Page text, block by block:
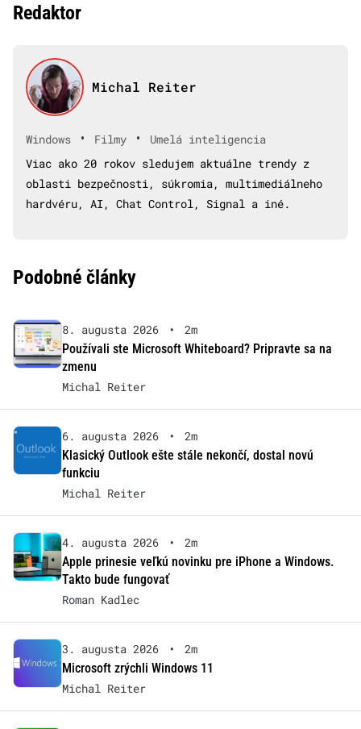
Redaktor
Michal Reiter
Windows • Filmy •
Umelá inteligencia
Viac ako 20 rokov sledujem aktuálne trendy z
oblasti bezpečnosti, súkromia, multimediálneho
hardvéru, AI, Chat Control, Signal a iné.
Podobné články
8. augusta 2026 •
2m
Používali ste Microsoft Whiteboard? Pripravte sa na
zmenu
Michal Reiter
6. augusta 2026 •
2m
Klasický Outlook ešte stále nekončí, dostal novú
funkciu
Michal Reiter
4. augusta 2026 •
2m
Apple prinesie veľkú novinku pre iPhone a Windows.
Takto bude fungovať
Roman Kadlec
3. augusta 2026 •
2m
Microsoft zrýchli Windows 11
Michal Reiter